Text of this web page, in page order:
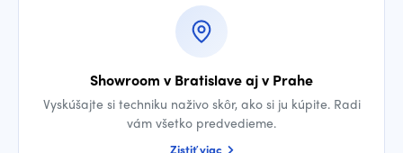
Showroom v Bratislave aj v Prahe
Vyskúšajte si techniku naživo skôr, ako si ju kúpite. Radi
vám všetko predvedieme.
Zistiť viac